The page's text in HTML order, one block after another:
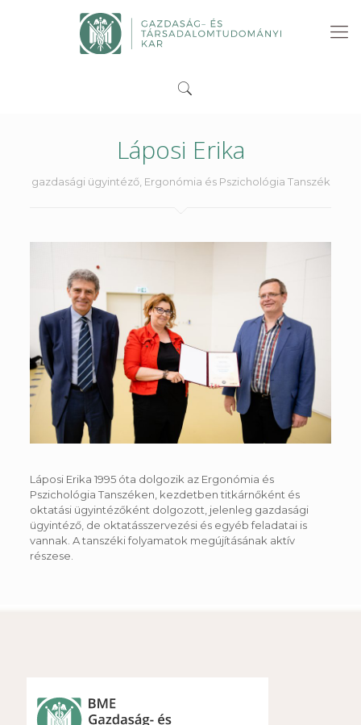
Láposi Erika
gazdasági ügyintéző, Ergonómia és Pszichológia Tanszék
Láposi Erika 1995 óta dolgozik az Ergonómia és
Pszichológia Tanszéken, kezdetben titkárnőként és
oktatási ügyintézőként dolgozott, jelenleg gazdasági
ügyintéző, de oktatásszervezési és egyéb feladatai is
vannak. A tanszéki folyamatok megújításának aktív
részese.